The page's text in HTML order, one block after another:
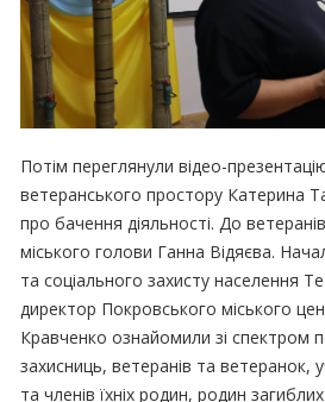
Потім переглянули відео-
ветеранського простору Катерина
про бачення діяльності. До
міського голови Ганна Відяєва.
та соціального захисту населення
директор Покровського міського
Кравченко ознайомили зі спектром
захисниць, ветеранів та ветеранок,
та членів їхніх родин, родин загиблих